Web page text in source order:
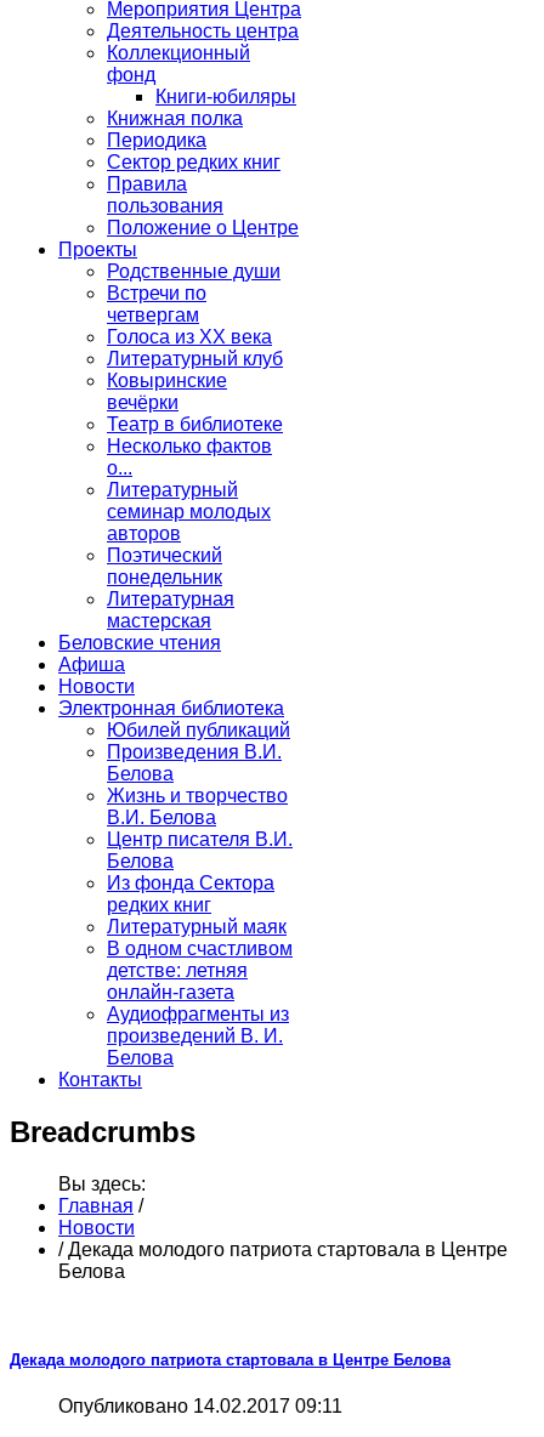
Мероприятия Центра
Деятельность центра
Коллекционный
фонд
Книги-юбиляры
Книжная полка
Периодика
Сектор редких книг
Правила
пользования
Положение о Центре
Проекты
Родственные души
Встречи по
четвергам
Голоса из ХХ века
Литературный клуб
Ковыринские
вечёрки
Театр в библиотеке
Несколько фактов
о...
Литературный
семинар молодых
авторов
Поэтический
понедельник
Литературная
мастерская
Беловские чтения
Афиша
Новости
Электронная библиотека
Юбилей публикаций
Произведения В.И.
Белова
Жизнь и творчество
В.И. Белова
Центр писателя В.И.
Белова
Из фонда Сектора
редких книг
Литературный маяк
В одном счастливом
детстве: летняя
онлайн-газета
Аудиофрагменты из
произведений В. И.
Белова
Контакты
Breadcrumbs
Вы здесь:
Главная /
Новости
/ Декада молодого патриота стартовала в Центре
Белова
Декада молодого патриота стартовала в Центре Белова
Опубликовано 14.02.2017 09:11